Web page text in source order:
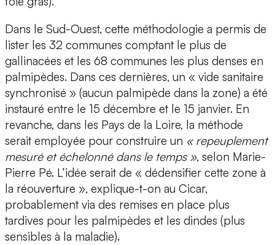
Dans le Sud-Ouest, cette méthodologie a permis de
lister les 32 communes comptant le plus de
gallinacées et les 68 communes les plus denses en
palmipèdes. Dans ces dernières, un « vide sanitaire
synchronisé » (aucun palmipède dans la zone) a été
instauré entre le 15 décembre et le 15 janvier. En
revanche, dans les Pays de la Loire, la méthode
serait employée pour construire un « repeuplement
mesuré et échelonné dans le temps », selon Marie-
Pierre Pé. L’idée serait de « dédensifier cette zone à
la réouverture », explique-t-on au Cicar,
probablement via des remises en place plus
tardives pour les palmipèdes et les dindes (plus
sensibles à la maladie).